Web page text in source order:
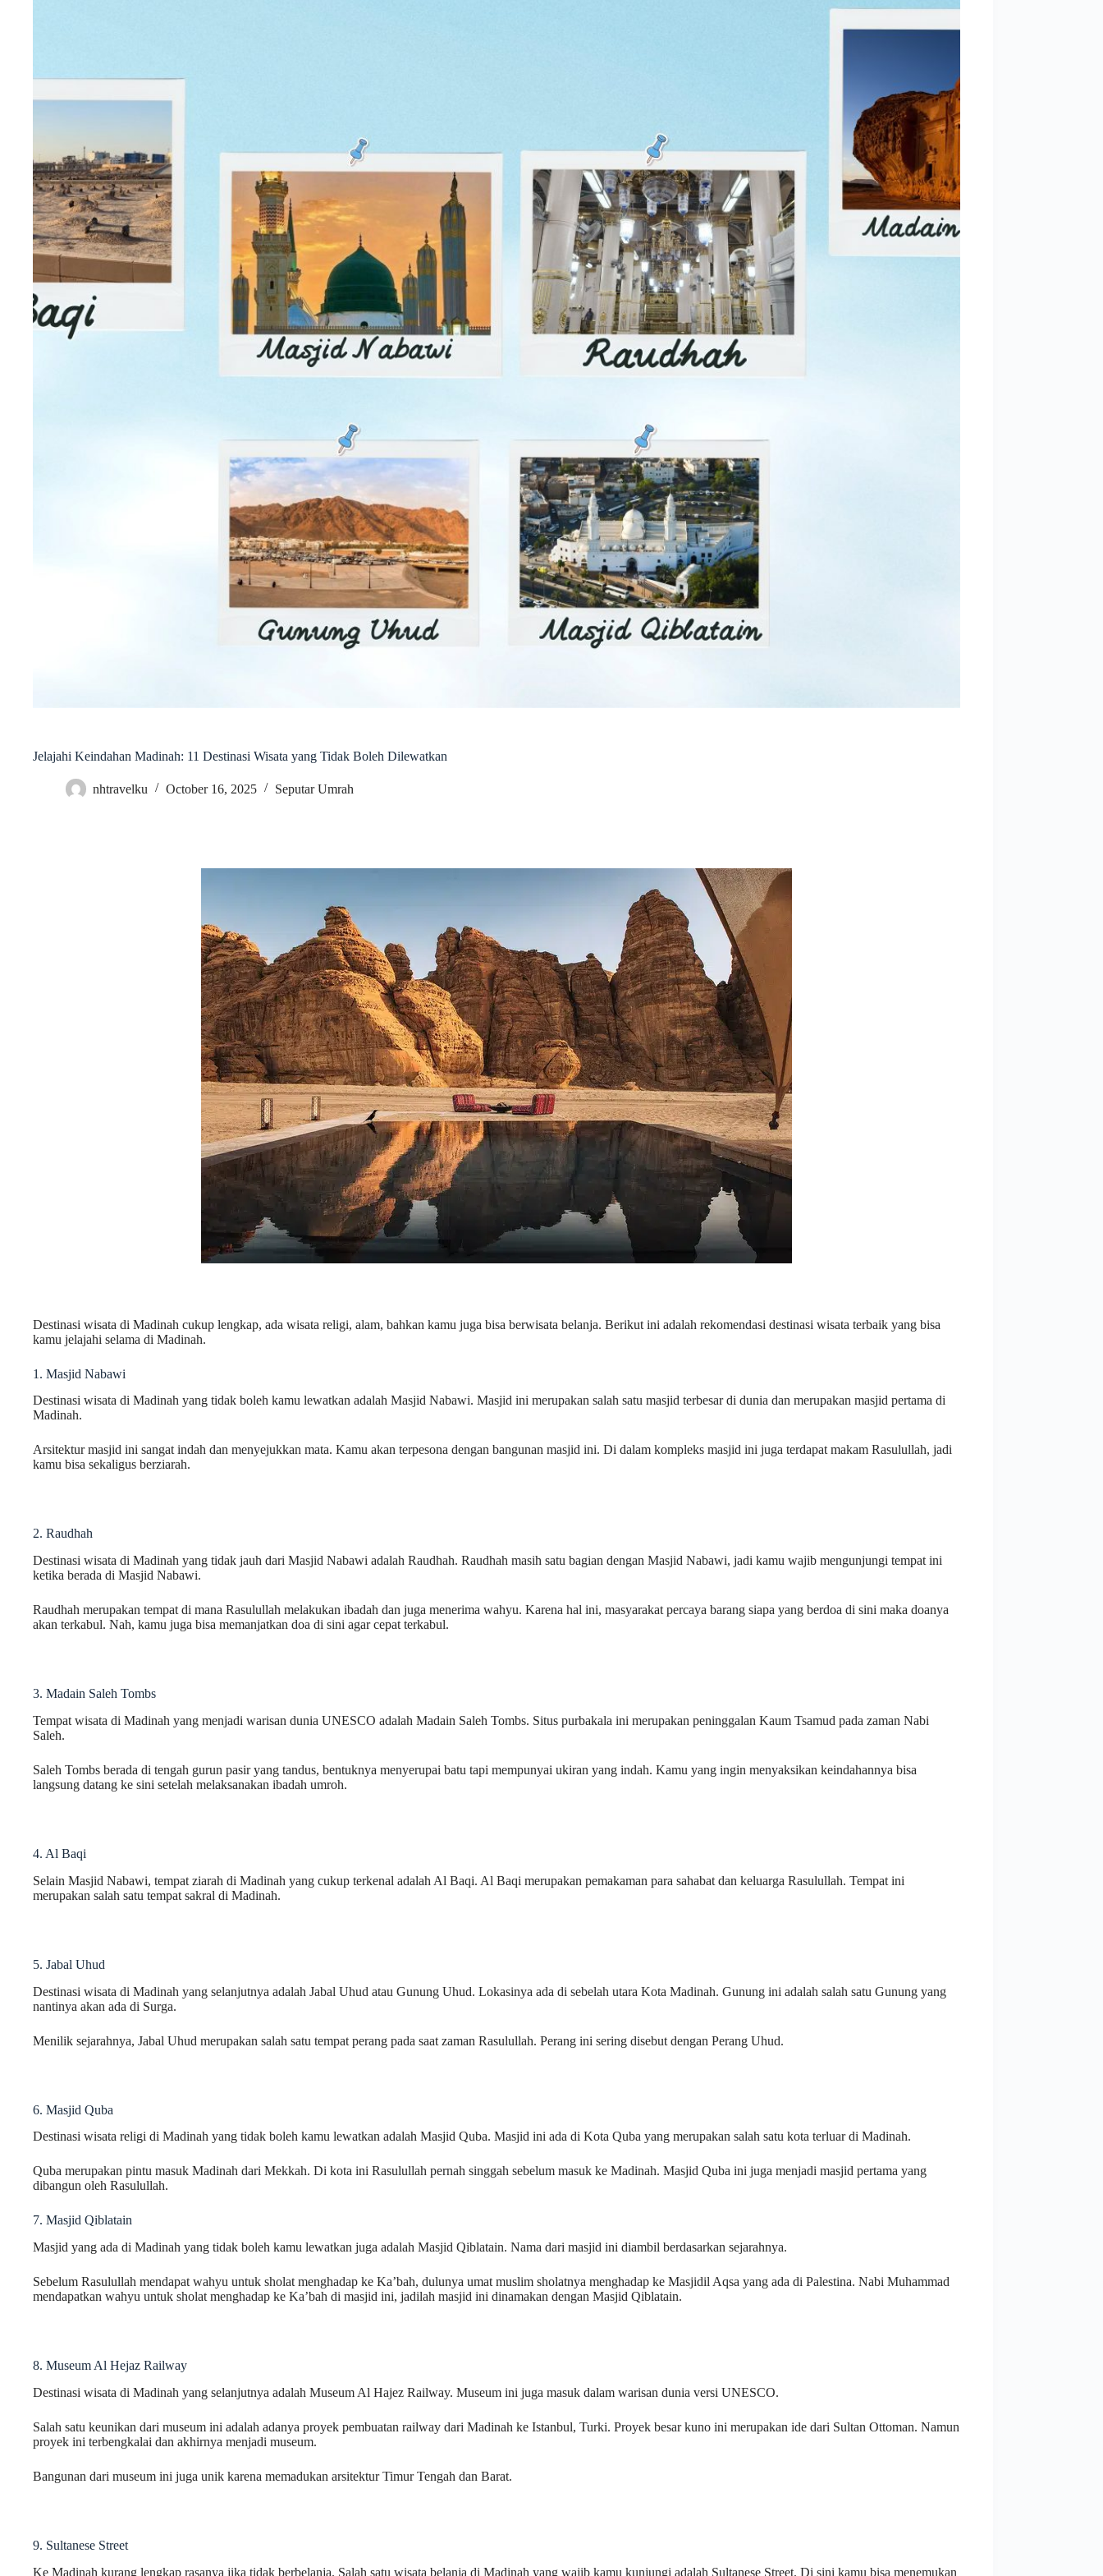
Jelajahi Keindahan Madinah: 11 Destinasi Wisata yang Tidak Boleh Dilewatkan
nhtravelku October 16, 2025 Seputar Umrah
Destinasi wisata di Madinah cukup lengkap, ada wisata religi, alam, bahkan kamu juga bisa berwisata belanja. Berikut ini adalah rekomendasi destinasi wisata terbaik yang bisa
kamu jelajahi selama di Madinah.
1. Masjid Nabawi
Destinasi wisata di Madinah yang tidak boleh kamu lewatkan adalah Masjid Nabawi. Masjid ini merupakan salah satu masjid terbesar di dunia dan merupakan masjid pertama di
Madinah.
Arsitektur masjid ini sangat indah dan menyejukkan mata. Kamu akan terpesona dengan bangunan masjid ini. Di dalam kompleks masjid ini juga terdapat makam Rasulullah, jadi
kamu bisa sekaligus berziarah.
2. Raudhah
Destinasi wisata di Madinah yang tidak jauh dari Masjid Nabawi adalah Raudhah. Raudhah masih satu bagian dengan Masjid Nabawi, jadi kamu wajib mengunjungi tempat ini
ketika berada di Masjid Nabawi.
Raudhah merupakan tempat di mana Rasulullah melakukan ibadah dan juga menerima wahyu. Karena hal ini, masyarakat percaya barang siapa yang berdoa di sini maka doanya
akan terkabul. Nah, kamu juga bisa memanjatkan doa di sini agar cepat terkabul.
3. Madain Saleh Tombs
Tempat wisata di Madinah yang menjadi warisan dunia UNESCO adalah Madain Saleh Tombs. Situs purbakala ini merupakan peninggalan Kaum Tsamud pada zaman Nabi
Saleh.
Saleh Tombs berada di tengah gurun pasir yang tandus, bentuknya menyerupai batu tapi mempunyai ukiran yang indah. Kamu yang ingin menyaksikan keindahannya bisa
langsung datang ke sini setelah melaksanakan ibadah umroh.
4. Al Baqi
Selain Masjid Nabawi, tempat ziarah di Madinah yang cukup terkenal adalah Al Baqi. Al Baqi merupakan pemakaman para sahabat dan keluarga Rasulullah. Tempat ini
merupakan salah satu tempat sakral di Madinah.
5. Jabal Uhud
Destinasi wisata di Madinah yang selanjutnya adalah Jabal Uhud atau Gunung Uhud. Lokasinya ada di sebelah utara Kota Madinah. Gunung ini adalah salah satu Gunung yang
nantinya akan ada di Surga.
Menilik sejarahnya, Jabal Uhud merupakan salah satu tempat perang pada saat zaman Rasulullah. Perang ini sering disebut dengan Perang Uhud.
6. Masjid Quba
Destinasi wisata religi di Madinah yang tidak boleh kamu lewatkan adalah Masjid Quba. Masjid ini ada di Kota Quba yang merupakan salah satu kota terluar di Madinah.
Quba merupakan pintu masuk Madinah dari Mekkah. Di kota ini Rasulullah pernah singgah sebelum masuk ke Madinah. Masjid Quba ini juga menjadi masjid pertama yang
dibangun oleh Rasulullah.
7. Masjid Qiblatain
Masjid yang ada di Madinah yang tidak boleh kamu lewatkan juga adalah Masjid Qiblatain. Nama dari masjid ini diambil berdasarkan sejarahnya.
Sebelum Rasulullah mendapat wahyu untuk sholat menghadap ke Ka’bah, dulunya umat muslim sholatnya menghadap ke Masjidil Aqsa yang ada di Palestina. Nabi Muhammad
mendapatkan wahyu untuk sholat menghadap ke Ka’bah di masjid ini, jadilah masjid ini dinamakan dengan Masjid Qiblatain.
8. Museum Al Hejaz Railway
Destinasi wisata di Madinah yang selanjutnya adalah Museum Al Hajez Railway. Museum ini juga masuk dalam warisan dunia versi UNESCO.
Salah satu keunikan dari museum ini adalah adanya proyek pembuatan railway dari Madinah ke Istanbul, Turki. Proyek besar kuno ini merupakan ide dari Sultan Ottoman. Namun
proyek ini terbengkalai dan akhirnya menjadi museum.
Bangunan dari museum ini juga unik karena memadukan arsitektur Timur Tengah dan Barat.
9. Sultanese Street
Ke Madinah kurang lengkap rasanya jika tidak berbelanja. Salah satu wisata belanja di Madinah yang wajib kamu kunjungi adalah Sultanese Street. Di sini kamu bisa menemukan